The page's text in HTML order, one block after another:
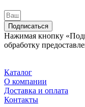
Подписаться
Нажимая кнопку
обработку
Каталог
О компании
Доставка и оплата
Контакты